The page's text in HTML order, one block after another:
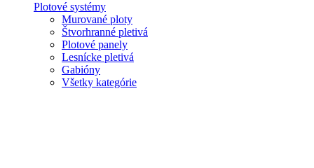
Plotové systémy
Murované ploty
Štvorhranné pletivá
Plotové panely
Lesnícke pletivá
Gabióny
Všetky kategórie